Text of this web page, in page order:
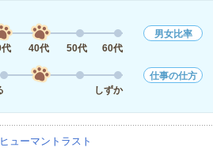
40代 50代 60代
男女比率
しずか
仕事の仕方
ューマントラスト